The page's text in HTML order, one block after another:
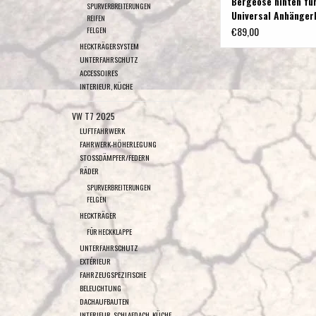
SPURVERBREITERUNGEN
REIFEN
FELGEN
HECKTRÄGERSYSTEM
UNTERFAHRSCHUTZ
ACCESSOIRES
INTERIEUR, KÜCHE
VW T7 2025
LUFTFAHRWERK
FAHRWERK-HÖHERLEGUNG
STOSSDÄMPFER/FEDERN
RÄDER
SPURVERBREITERUNGEN
FELGEN
HECKTRÄGER
FÜR HECKKLAPPE
UNTERFAHRSCHUTZ
EXTÉRIEUR
FAHRZEUGSPEZIFISCHE
BELEUCHTUNG
DACHAUFBAUTEN
Universal
mit Lochbild 83x56
€89,00